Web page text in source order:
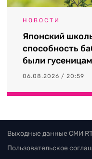
НОВОСТИ
Японский
способность
были
06.08.2026 / 20:59
Выходные данные СМИ
Пользовательское